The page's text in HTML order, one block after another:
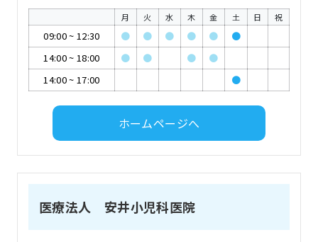
月 火 水 木 金 土 日 祝
09:00~ 12:30 ● ● ● ● ●
●
14:00~ 18:00 ● ● ●
●
14:00~ 17:00 ●
ホームページへ
医療法人 安井小児科医院